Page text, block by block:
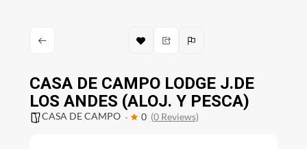
CASA DE CAMPO LODGE J.DE
LOS ANDES (ALOJ. Y PESCA)
CASA DE CAMPO 0 (0 Reviews)